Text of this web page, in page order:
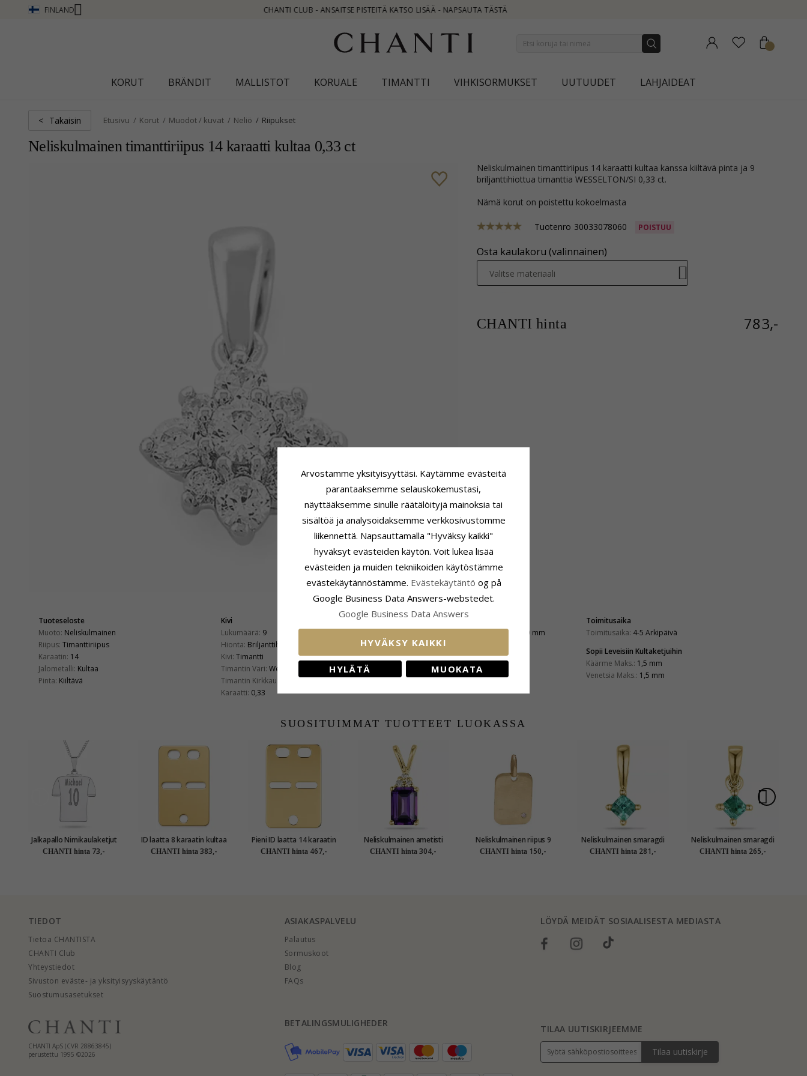
FINLAND
CHANTI CLUB - ANSAITSE PISTEITÄ KATSO LISÄÄ - NAPSAUTA TÄSTÄ
KORUT BRÄNDIT MALLISTOT KORUALE TIMANTTI VIHKISORMUKSET UUTUUDET LAHJAIDEAT
< Takaisin Etusivu Korut Muodot / kuvat Neliö Riipukset
Neliskulmainen timanttiriipus 14 karaatti kultaa 0,33 ct
neliskulmainen timanttiriipus 14 karaatti kultaa kanssa kiiltävä pinta ja 9
briljanttihiottua timanttia WESSELTON/SI 0,33 ct.
Nämä korut on poistettu kokoelmasta
Tuotenro 30033078060 POISTUU
Osta kaulakoru (valinnainen)
Valitse materiaali
CHANTI hinta 783,-
Tuoteseloste
Muoto: Neliskulmainen
Riipus: Timanttiriipus
Karaatin: 14
Jalometalli: Kultaa
Pinta: Kiiltävä
Kivi
Lukumäärä: 9
Hionta: Briljanttihiottu
Kivi: Timantti
Timantin Väri: Wesselton
Timantin Kirkkaus:
Karaatti: 0,33
Kiinnitys
Korkeus Riipuspidikkeen Kanssa:
15,0 mm
Leveys:8,0 mm
Syvyys:4,7 mm
Toimitusaika
Toimitusaika: 4-5 Arkipäivä
Sopii Leveisiin Kultaketjuihin
Käärme Maks.: 1,5 mm
Venetsia Maks.: 1,5 mm
SUOSITUIMMAT TUOTTEET LUOKASSA
Jalkapallo Nimikaulaketjut
riipus hopea - My Letter
CHANTI hinta 73,-
ID laatta 8 karaatin kultaa
CHANTI hinta 383,-
Pieni ID laatta 14 karaatin
kultaa
CHANTI hinta 467,-
Neliskulmainen ametisti
timanttiriipus 9 karaatti
CHANTI hinta 304,-
Neliskulmainen riipus 9
karaatti kultaa 0,005 ct
CHANTI hinta 150,-
Neliskulmainen smaragdi
riipus 9 karaatti kultaa 0,13
CHANTI hinta 281,-
Neliskulmainen smaragdi
riipus 9 karaatti kultaa 0,13
CHANTI hinta 265,-
TIEDOT
Tietoa CHANTISTA
CHANTI Club
Yhteystiedot
Sivuston eväste- ja yksityisyyskäytäntö
Suostumusasetukset
ASIAKASPALVELU
Palautus
Sormuskoot
Blog
FAQs
LÖYDÄ MEIDÄT SOSIAALISESTA MEDIASTA
CHANTI ApS (CVR 28863845)
perustettu 1995 ©2026
BETALINGSMULIGHEDER
TILAA UUTISKIRJEEMME
Tilaa uutiskirje
Arvostamme yksityisyyttäsi. Käytämme evästeitä
parantaaksemme selauskokemustasi,
näyttääksemme sinulle räätälöityjä mainoksia tai
sisältöä ja analysoidaksemme verkkosivustomme
liikennettä. Napsauttamalla "Hyväksy kaikki"
hyväksyt evästeiden käytön. Voit lukea lisää
evästeiden ja muiden tekniikoiden käytöstämme
evästekäytännöstämme. Evästekäytäntö og på
Google Business Data Answers-webstedet.
Google Business Data Answers
HYVÄKSY KAIKKI
HYLÄTÄ MUOKATA